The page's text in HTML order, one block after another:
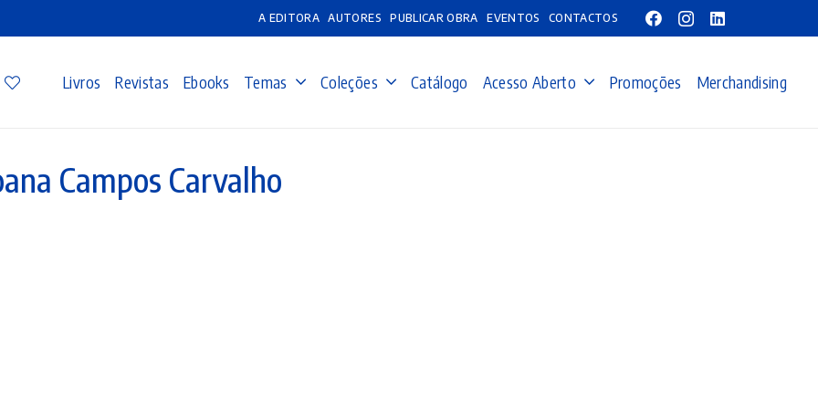
A EDITORA AUTORES PUBLICAR OBRA EVENTOS CONTACTOS
Livros Revistas Ebooks Temas Coleções Catálogo Acesso Aberto Promoções Merchandising
Campos Carvalho